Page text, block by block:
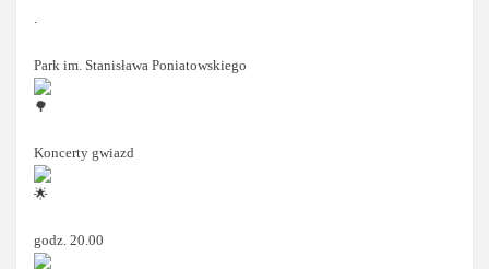
.
Park im. Stanisława Poniatowskiego
Koncerty gwiazd
godz. 20.00